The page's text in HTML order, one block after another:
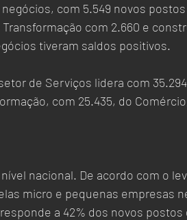
com 5.549 novos
com 2.660 e
tiveram saldos positivos.
de Serviços lidera com
com 25.435, do
nacional. De acordo com o
micro e pequenas empresas
a 42% dos novos